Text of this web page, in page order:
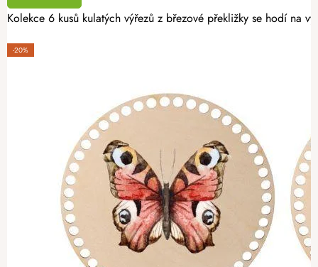
Kolekce 6 kusů kulatých výřezů z březové překližky se hodí na
-20%